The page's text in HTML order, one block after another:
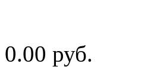
0.00 руб.